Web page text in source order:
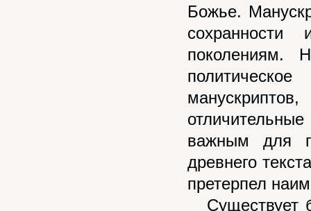
Божье.
поколениям.
важным для
древнего
претерпел
Существует